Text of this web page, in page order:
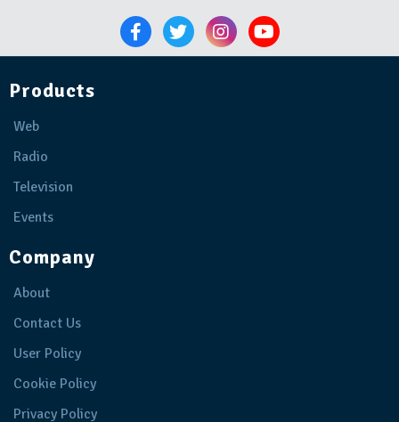
Products
Web
Radio
Television
Events
Company
About
Contact Us
User Policy
Cookie Policy
Privacy Policy